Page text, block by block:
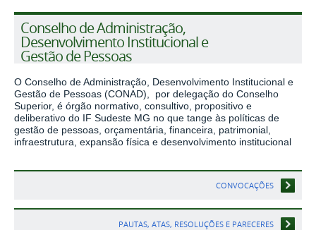
Conselho de Administração,
Desenvolvimento Institucional e
Gestão de Pessoas
O Conselho de Administração, Desenvolvimento Institucional e
Gestão de Pessoas (CONAD), por delegação do Conselho
Superior, é órgão normativo, consultivo, propositivo e
deliberativo do IF Sudeste MG no que tange às políticas de
gestão de pessoas, orçamentária, financeira, patrimonial,
infraestrutura, expansão física e desenvolvimento institucional
CONVOCAÇÕES
PAUTAS, ATAS, RESOLUÇÕES E PARECERES